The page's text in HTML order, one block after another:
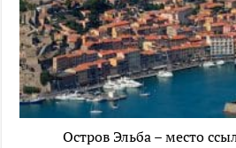
Остров Эльба – место